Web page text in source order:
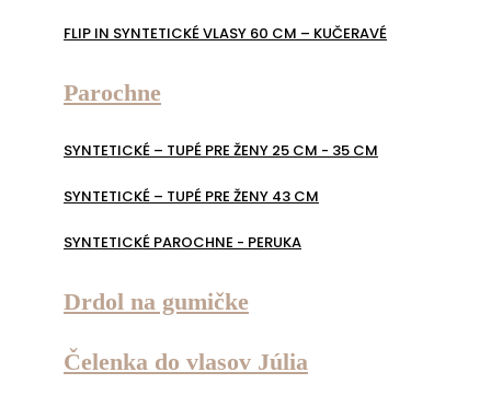
FLIP IN SYNTETICKÉ VLASY 60 CM – KUČERAVÉ
Parochne
SYNTETICKÉ – TUPÉ PRE ŽENY 25 CM - 35 CM
SYNTETICKÉ – TUPÉ PRE ŽENY 43 CM
SYNTETICKÉ PAROCHNE - PERUKA
Drdol na gumičke
Čelenka do vlasov Júlia